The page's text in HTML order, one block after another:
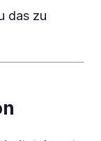
das zu